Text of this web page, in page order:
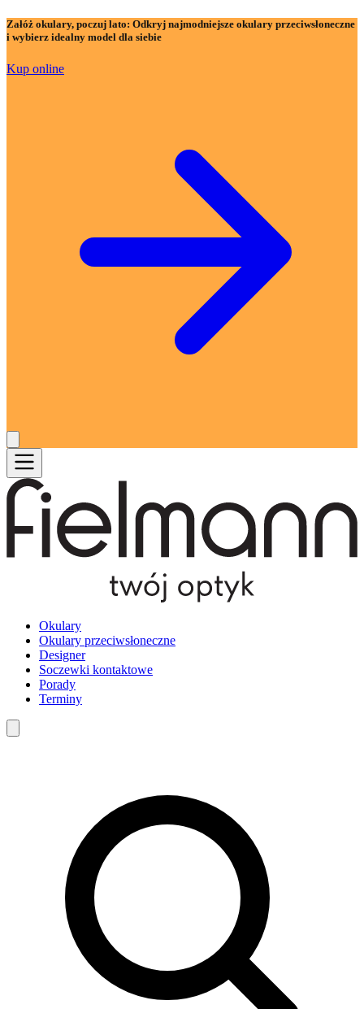
Załóż okulary, poczuj lato: Odkryj najmodniejsze okulary przeciwsłoneczne
i wybierz idealny model dla siebie
Kup online
Okulary
Okulary przeciwsłoneczne
Designer
Soczewki kontaktowe
Porady
Terminy